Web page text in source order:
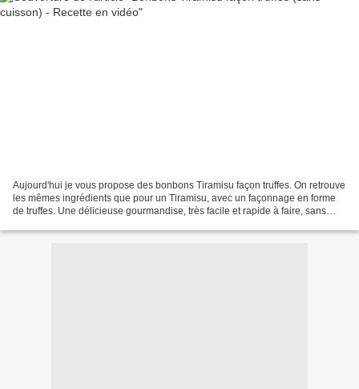
Aujourd'hui je vous propose des bonbons Tiramisu façon truffes. On retrouve
les mêmes ingrédients que pour un Tiramisu, avec un façonnage en forme
de truffes. Une délicieuse gourmandise, très facile et rapide à faire, sans